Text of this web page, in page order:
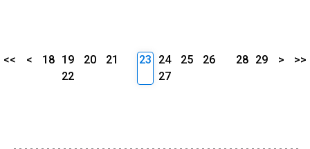
<< < 18 19 20
21
22
23 24 25
26
27
28 29 > >>